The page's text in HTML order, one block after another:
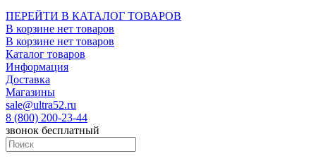
Socket- intel s1700
ПЕРЕЙТИ В КАТАЛОГ ТОВАРОВ
В корзине нет товаров
В корзине нет товаров
Каталог товаров
Информация
Доставка
Магазины
sale@ultra52.ru
8 (800) 200-23-44
звонок бесплатный